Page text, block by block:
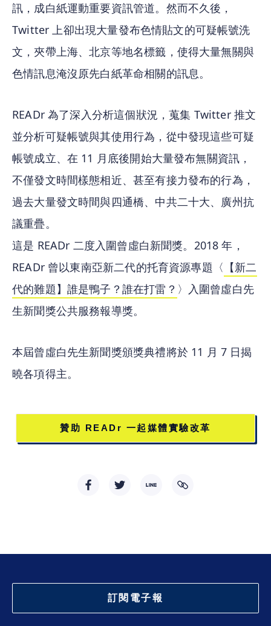
訊，成白紙運動重要資訊管道。然而不久後，
Twitter 上卻出現大量發布色情貼文的可疑帳號洗
文，夾帶上海、北京等地名標籤，使得大量無關與
色情訊息淹沒原先白紙革命相關的訊息。
READr 為了深入分析這個狀況，蒐集 Twitter 推文
並分析可疑帳號與其使用行為，從中發現這些可疑
帳號成立、在 11 月底後開始大量發布無關資訊，
不僅發文時間樣態相近、甚至有接力發布的行為，
過去大量發文時間與四通橋、中共二十大、廣州抗
議重疊。
這是 READr 二度入圍曾虛白新聞獎。2018 年，
READr 曾以東南亞新二代的托育資源專題〈 【新二
代的難題】誰是鴨子？誰在打雷？ 〉入圍曾虛白先
生新聞獎公共服務報導獎。
本屆曾虛白先生新聞獎頒獎典禮將於 11 月 7 日揭
曉各項得主。
贊助 READr 一起媒體實驗改革
訂閱電子報